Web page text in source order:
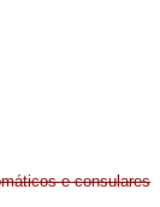
e consulares